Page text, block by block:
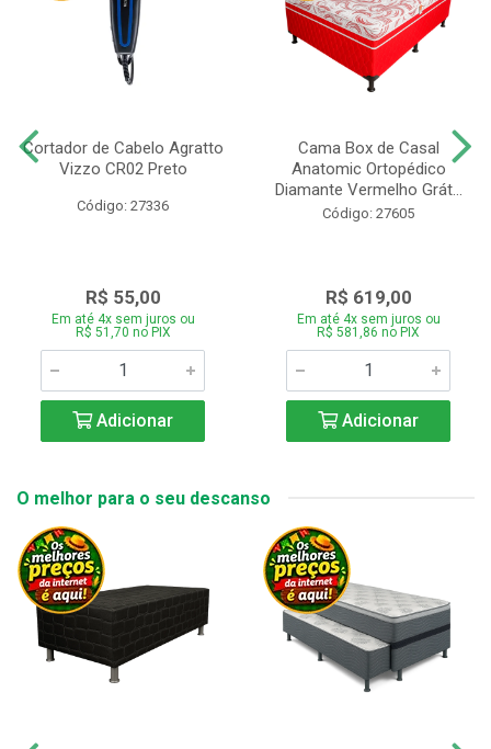
Cortador de Cabelo Agratto
Vizzo CR02 Preto
Código: 27336
R$ 55,00
Em até 4x sem juros ou
R$ 51,70 no PIX
Adicionar
Cama Box de Casal
Anatomic Ortopédico
Diamante Vermelho Grát...
Código: 27605
R$ 619,00
Em até 4x sem juros ou
R$ 581,86 no PIX
Adicionar
O melhor para o seu descanso